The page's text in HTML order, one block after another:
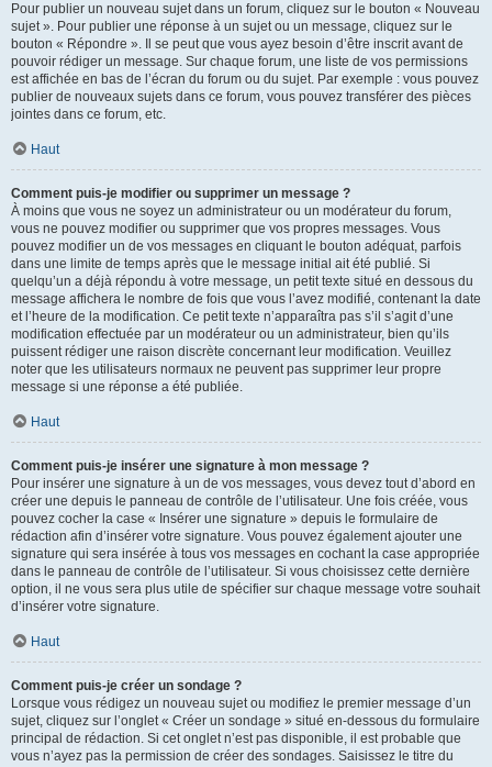
Pour publier un nouveau sujet dans un forum, cliquez sur le bouton « Nouveau
sujet ». Pour publier une réponse à un sujet ou un message, cliquez sur le
bouton « Répondre ». Il se peut que vous ayez besoin d’être inscrit avant de
pouvoir rédiger un message. Sur chaque forum, une liste de vos permissions
est affichée en bas de l’écran du forum ou du sujet. Par exemple : vous pouvez
publier de nouveaux sujets dans ce forum, vous pouvez transférer des pièces
jointes dans ce forum, etc.
Haut
Comment puis-je modifier ou supprimer un message ?
À moins que vous ne soyez un administrateur ou un modérateur du forum,
vous ne pouvez modifier ou supprimer que vos propres messages. Vous
pouvez modifier un de vos messages en cliquant le bouton adéquat, parfois
dans une limite de temps après que le message initial ait été publié. Si
quelqu’un a déjà répondu à votre message, un petit texte situé en dessous du
message affichera le nombre de fois que vous l’avez modifié, contenant la date
et l’heure de la modification. Ce petit texte n’apparaîtra pas s’il s’agit d’une
modification effectuée par un modérateur ou un administrateur, bien qu’ils
puissent rédiger une raison discrète concernant leur modification. Veuillez
noter que les utilisateurs normaux ne peuvent pas supprimer leur propre
message si une réponse a été publiée.
Haut
Comment puis-je insérer une signature à mon message ?
Pour insérer une signature à un de vos messages, vous devez tout d’abord en
créer une depuis le panneau de contrôle de l’utilisateur. Une fois créée, vous
pouvez cocher la case « Insérer une signature » depuis le formulaire de
rédaction afin d’insérer votre signature. Vous pouvez également ajouter une
signature qui sera insérée à tous vos messages en cochant la case appropriée
dans le panneau de contrôle de l’utilisateur. Si vous choisissez cette dernière
option, il ne vous sera plus utile de spécifier sur chaque message votre souhait
d’insérer votre signature.
Haut
Comment puis-je créer un sondage ?
Lorsque vous rédigez un nouveau sujet ou modifiez le premier message d’un
sujet, cliquez sur l’onglet « Créer un sondage » situé en-dessous du formulaire
principal de rédaction. Si cet onglet n’est pas disponible, il est probable que
vous n’ayez pas la permission de créer des sondages. Saisissez le titre du